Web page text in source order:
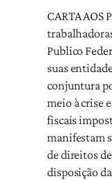
CARTA AOS
Publico
suas
conjuntura
meio à crise
fiscais
manifestam
de direitos
disposição